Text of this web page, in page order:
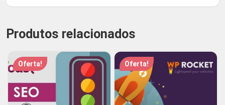
Produtos relacionados
Oferta! Oferta!